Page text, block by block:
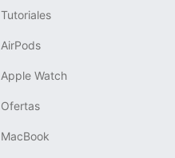
Tutoriales
AirPods
Apple Watch
Ofertas
MacBook